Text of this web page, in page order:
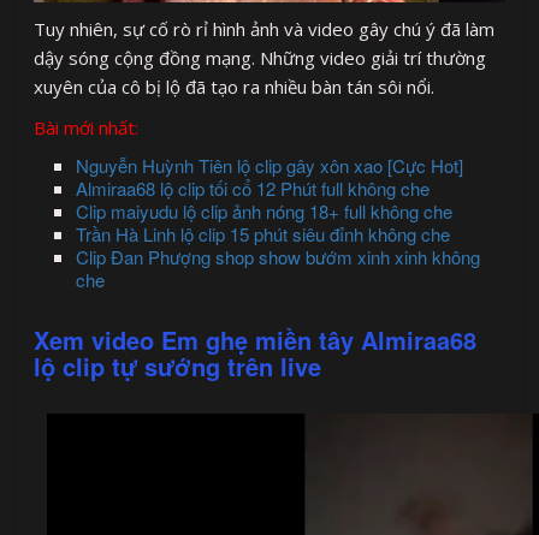
Tuy nhiên, sự cố rò rỉ hình ảnh và video gây chú ý đã làm
dậy sóng cộng đồng mạng. Những video giải trí thường
xuyên của cô bị lộ đã tạo ra nhiều bàn tán sôi nổi.
Bài mới nhất:
Nguyễn Huỳnh Tiên lộ clip gây xôn xao [Cực Hot]
Almiraa68 lộ clip tối cổ 12 Phút full không che
Clip maiyudu lộ clip ảnh nóng 18+ full không che
Trần Hà Linh lộ clip 15 phút siêu đỉnh không che
Clip Đan Phượng shop show bướm xinh xinh không
che
Xem video Em ghẹ miền tây Almiraa68
lộ clip tự sướng trên live